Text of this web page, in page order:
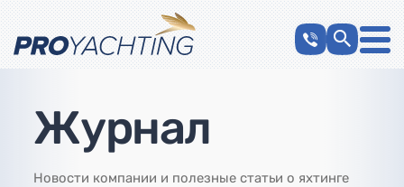
Журнал
Новости компании и полезные статьи о яхтинге